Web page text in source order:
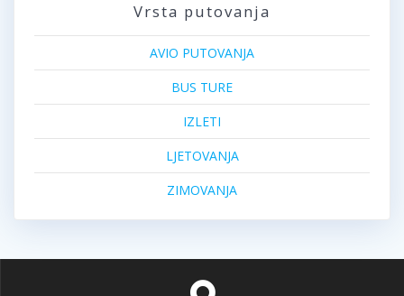
Vrsta putovanja
AVIO PUTOVANJA
BUS TURE
IZLETI
LJETOVANJA
ZIMOVANJA